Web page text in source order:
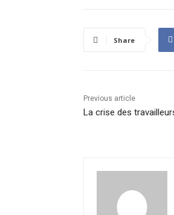
Share
Previous article
La crise des